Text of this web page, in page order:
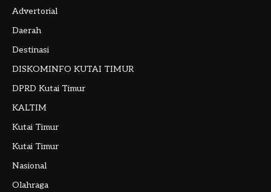
Advertorial
Daerah
Destinasi
DISKOMINFO KUTAI TIMUR
DPRD Kutai Timur
KALTIM
Kutai Timur
Kutai Timur
Nasional
Olahraga